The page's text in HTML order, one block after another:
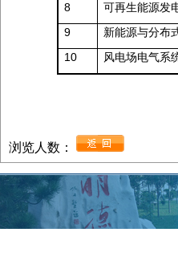
8
可再生能源发
9
新能源与分布
10
风电场电气系
浏览人数：